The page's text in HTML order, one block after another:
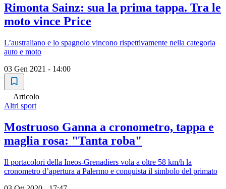
Rimonta Sainz: sua la prima tappa. Tra le
moto vince Price
L’australiano e lo spagnolo vincono rispettivamente nella categoria
auto e moto
03 Gen 2021 - 14:00
Articolo
Altri sport
Mostruoso Ganna a cronometro, tappa e
maglia rosa: "Tanta roba"
Il portacolori della Ineos-Grenadiers vola a oltre 58 km/h la
cronometro d’apertura a Palermo e conquista il simbolo del primato